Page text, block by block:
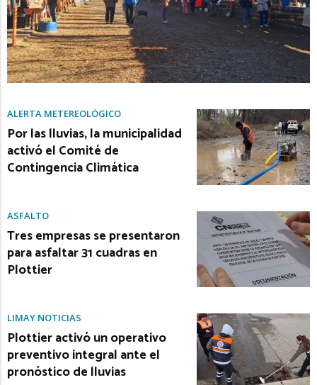
ALERTA METEREOLÓGICO
Por las lluvias, la municipalidad
activó el Comité de
Contingencia Climática
ASFALTO
Tres empresas se presentaron
para asfaltar 31 cuadras en
Plottier
LIMAY NOTICIAS
Plottier activó un operativo
preventivo integral ante el
pronóstico de lluvias